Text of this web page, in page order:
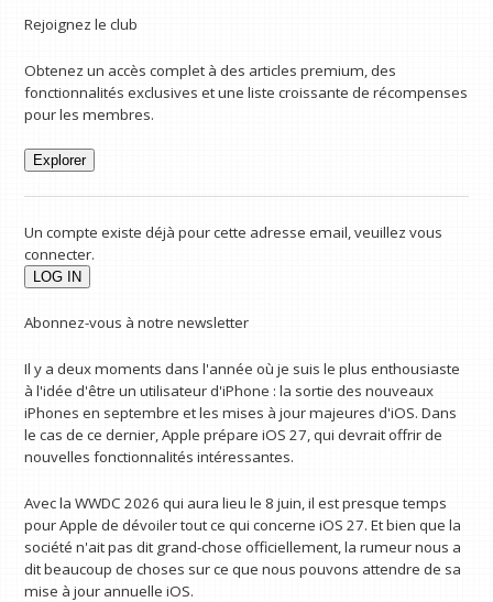
Rejoignez le club
Obtenez un accès complet à des articles premium, des
fonctionnalités exclusives et une liste croissante de récompenses
pour les membres.
Explorer
Un compte existe déjà pour cette adresse email, veuillez vous
connecter.
Abonnez-vous à notre newsletter
Il y a deux moments dans l'année où je suis le plus enthousiaste
à l'idée d'être un utilisateur d'iPhone : la sortie des nouveaux
iPhones en septembre et les mises à jour majeures d'iOS. Dans
le cas de ce dernier, Apple prépare iOS 27, qui devrait offrir de
nouvelles fonctionnalités intéressantes.
Avec la WWDC 2026 qui aura lieu le 8 juin, il est presque temps
pour Apple de dévoiler tout ce qui concerne iOS 27. Et bien que la
société n'ait pas dit grand-chose officiellement, la rumeur nous a
dit beaucoup de choses sur ce que nous pouvons attendre de sa
mise à jour annuelle iOS.